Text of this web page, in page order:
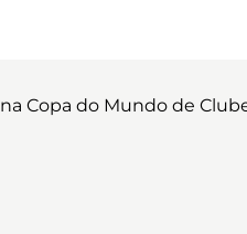
Copa do Mundo de